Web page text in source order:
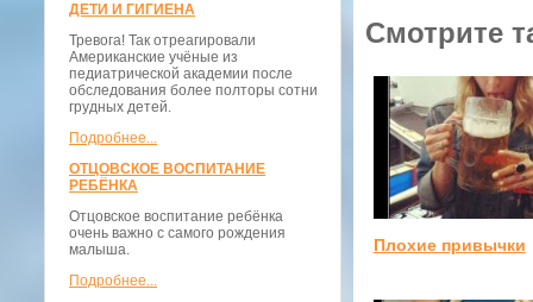
ДЕТИ И ГИГИЕНА
Тревога! Так отреагировали
Американские учёные из
педиатрической академии после
обследования более полторы сотни
грудных детей.
Подробнее...
ОТЦОВСКОЕ ВОСПИТАНИЕ
РЕБЁНКА
Отцовское воспитание ребёнка
очень важно с самого рождения
малыша.
Подробнее...
Смотрите
Плохие привычки